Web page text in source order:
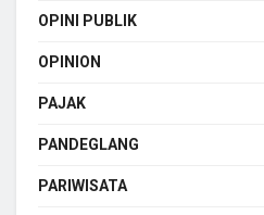
OPINI PUBLIK
OPINION
PAJAK
PANDEGLANG
PARIWISATA